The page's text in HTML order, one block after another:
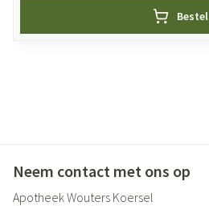
Bestel
Neem contact met ons op
Apotheek Wouters Koersel